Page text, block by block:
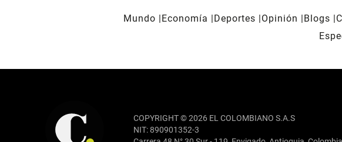
Mundo Economía Deportes Opinión Blogs
COPYRIGHT © 2026 EL COLOMBIANO S.A.S
NIT: 890901352-3